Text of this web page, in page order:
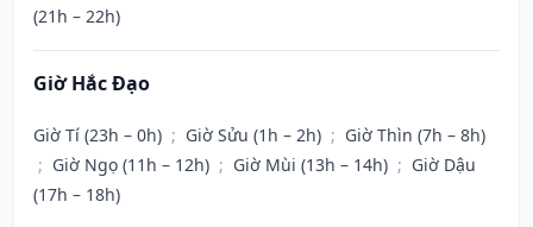
(21h – 22h)
Giờ Hắc Đạo
Giờ Tí (23h – 0h) ; Giờ Sửu (1h – 2h) ; Giờ Thìn (7h – 8h)
; Giờ Ngọ (11h – 12h) ; Giờ Mùi (13h – 14h) ; Giờ Dậu
(17h – 18h)